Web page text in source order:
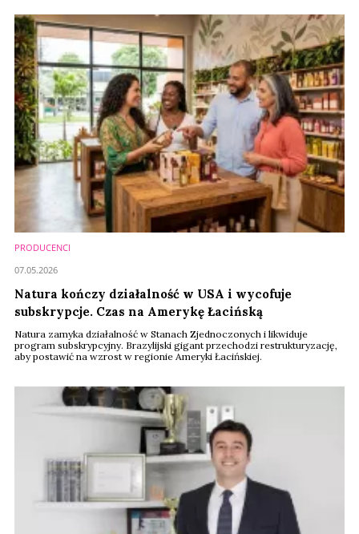
PRODUCENCI
Natura kończy działalność w USA i wycofuje
subskrypcje. Czas na Amerykę Łacińską
Natura zamyka działalność w Stanach Zjednoczonych i likwiduje
program subskrypcyjny. Brazylijski gigant przechodzi restrukturyzację,
aby postawić na wzrost w regionie Ameryki Łacińskiej.
07.05.2026